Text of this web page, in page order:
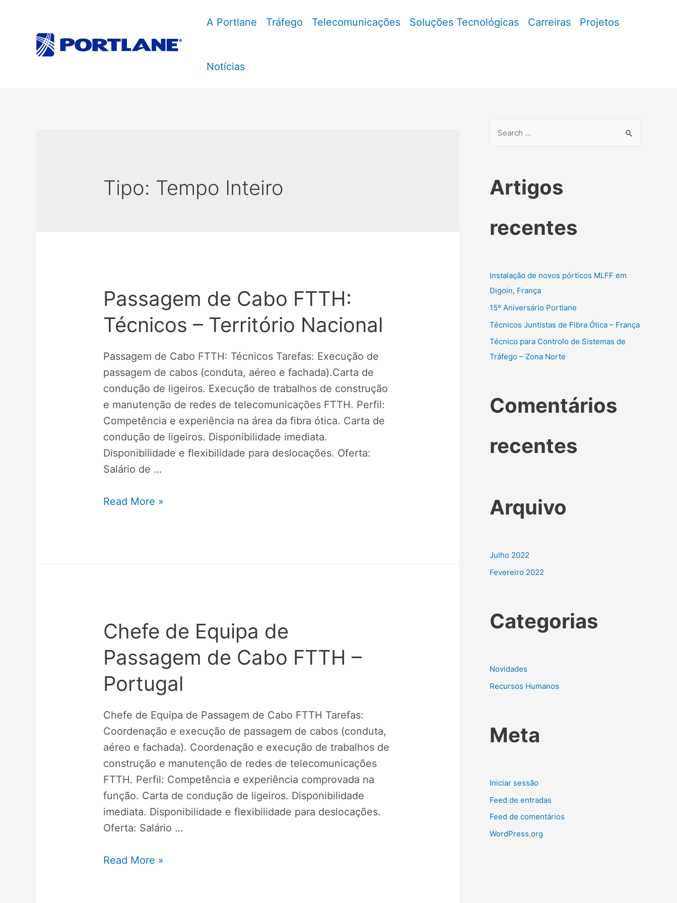
A Portlane Tráfego Telecomunicações Soluções Tecnológicas Carreiras Projetos
Notícias
Tipo: Tempo Inteiro
Passagem de Cabo FTTH:
Técnicos – Território Nacional
Passagem de Cabo FTTH: Técnicos Tarefas: Execução de
passagem de cabos (conduta, aéreo e fachada).Carta de
condução de ligeiros. Execução de trabalhos de construção
e manutenção de redes de telecomunicações FTTH. Perfil:
Competência e experiência na área da fibra ótica. Carta de
condução de ligeiros. Disponibilidade imediata.
Disponibilidade e flexibilidade para deslocações. Oferta:
Salário de …
Read More »
Chefe de Equipa de
Passagem de Cabo FTTH –
Portugal
Chefe de Equipa de Passagem de Cabo FTTH Tarefas:
Coordenação e execução de passagem de cabos (conduta,
aéreo e fachada). Coordenação e execução de trabalhos de
construção e manutenção de redes de telecomunicações
FTTH. Perfil: Competência e experiência comprovada na
função. Carta de condução de ligeiros. Disponibilidade
imediata. Disponibilidade e flexibilidade para deslocações.
Oferta: Salário …
Read More »
Artigos
recentes
Instalação de novos pórticos MLFF em
Digoin, França
15º Aniversário Portlane
Técnicos Juntistas de Fibra Ótica – França
Técnico para Controlo de Sistemas de
Tráfego – Zona Norte
Comentários
recentes
Arquivo
Julho 2022
Fevereiro 2022
Categorias
Novidades
Recursos Humanos
Meta
Iniciar sessão
Feed de entradas
Feed de comentários
WordPress.org